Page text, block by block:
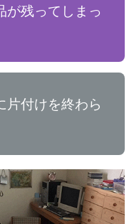
が残ってしまっ
片付けを終わら